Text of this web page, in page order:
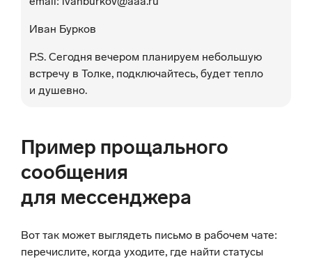
Иван Бурков
P.S. Сегодня вечером планируем небольшую
встречу в Толке, подключайтесь, будет тепло
и душевно.
Пример прощального
сообщения
для мессенджера
Вот так может выглядеть письмо в рабочем чате:
перечислите, когда уходите, где найти статусы